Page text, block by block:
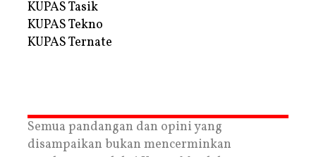
KUPAS Tasik
KUPAS Tekno
KUPAS Ternate
Semua pandangan dan opini yang
disampaikan bukan mencerminkan